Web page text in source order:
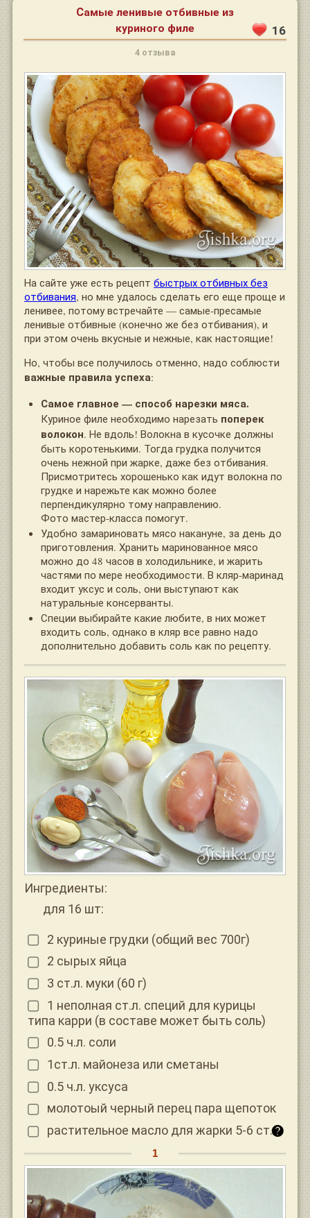
Самые ленивые отбивные из
куриного филе 16
4 отзыва
На сайте уже есть рецепт быстрых отбивных без
отбивания, но мне удалось сделать его еще проще и
ленивее, потому встречайте — самые-пресамые
ленивые отбивные (конечно же без отбивания), и
при этом очень вкусные и нежные, как настоящие!
Но, чтобы все получилось отменно, надо соблюсти
важные правила успеха:
Самое главное — способ нарезки мяса.
Куриное филе необходимо нарезать поперек
волокон. Не вдоль! Волокна в кусочке должны
быть коротенькими. Тогда грудка получится
очень нежной при жарке, даже без отбивания.
Присмотритесь хорошенько как идут волокна по
грудке и нарежьте как можно более
перпендикулярно тому направлению.
Фото мастер-класса помогут.
Удобно замариновать мясо накануне, за день до
приготовления. Хранить маринованное мясо
можно до 48 часов в холодильнике, и жарить
частями по мере необходимости. В кляр-маринад
входит уксус и соль, они выступают как
натуральные консерванты.
Специи выбирайте какие любите, в них может
входить соль, однако в кляр все равно надо
дополнительно добавить соль как по рецепту.
Ингредиенты:
для 16 шт:
2 куриные грудки (общий вес 700г)
2 сырых яйца
3 ст.л. муки (60 г)
1 неполная ст.л. специй для курицы
типа карри (в составе может быть соль)
0.5 ч.л. соли
1ст.л. майонеза или сметаны
0.5 ч.л. уксуса
молотоый черный перец пара щепоток
растительное масло для жарки 5-6 ст.л.